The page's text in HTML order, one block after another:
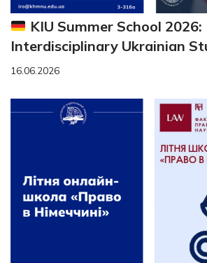
KIU Summer School 2026:
Interdisciplinary Ukrainian
16.06.2026